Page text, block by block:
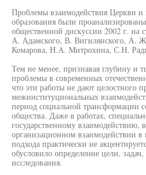
Проблемы взаимодействия Церкви и
образования были
общественной дискуссии 2002 г. на
А. Адамского, В. Вигилянского, А.
Комарова, H.A. Митрохина, С.Н.
Тем не менее, признавая глубину и
проблемы в современных
что эти работы не дают целостного
межинституциональных
период социальной трансформации
общества. Даже в работах,
государственному взаимодействию,
организационном взаимодействии в
подхода практически не
обусловило определение цели,
исследования.